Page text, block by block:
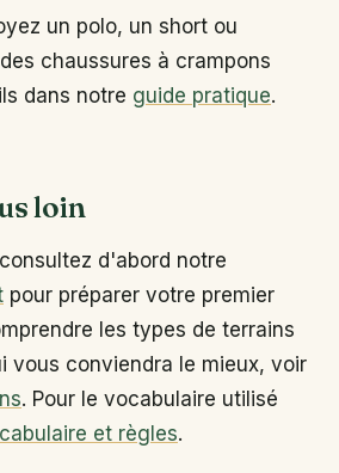
un polo, un short ou
chaussures à crampons
dans notre guide pratique.
loin
d'abord notre
pour préparer votre premier
les types de terrains
vous conviendra le mieux, voir
. Pour le vocabulaire utilisé
et règles.